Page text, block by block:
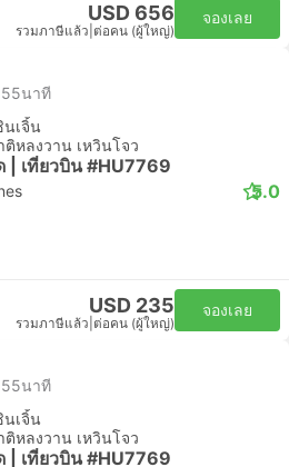
USD 656
รวมภาษีแล้ว ต่อคน (ผู้ใหญ่)
จองเลย
55นาที
นเจิ้น
หลงวาน เหวินโจว
| เที่ยวบิน #HU7769
5.0
USD 235
รวมภาษีแล้ว ต่อคน (ผู้ใหญ่)
จองเลย
55นาที
นเจิ้น
หลงวาน เหวินโจว
| เที่ยวบิน #HU7769